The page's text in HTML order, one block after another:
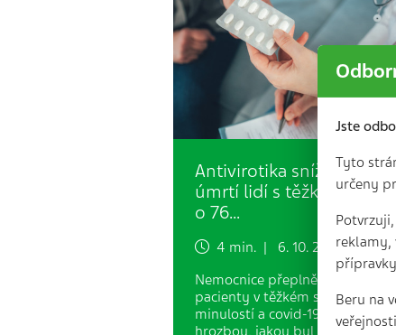
Antivirotika snížila riziko
úmrtí lidí s těžkým
o 76…
4 min. | 6. 10. 2023
Nemocnice přeplněné
pacienty v těžkém stavu jsou
minulostí a covid-19 již není
hrozbou, jakou byl ještě loni.…
Jste
Tyto
určeny
reklamy,
Beru na